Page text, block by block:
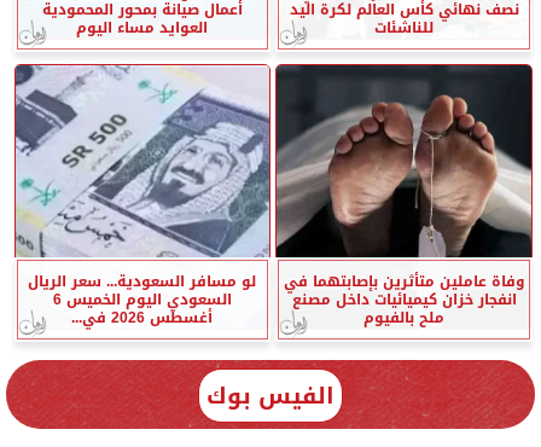
نصف نهائي كأس العالم لكرة اليد
للناشئات
أعمال صيانة بمحور المحمودية
العوايد مساء اليوم
وفاة عاملين متأثرين بإصابتهما في
انفجار خزان كيميائيات داخل مصنع
ملح بالفيوم
لو مسافر السعودية... سعر الريال
السعودي اليوم الخميس 6
أغسطس 2026 في...
الفيس بوك